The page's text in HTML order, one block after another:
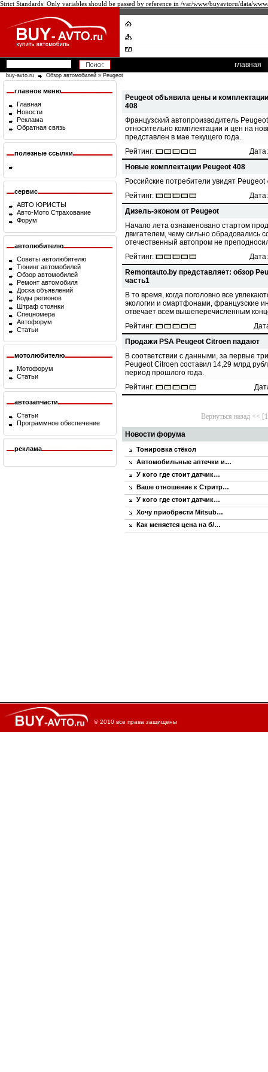
Strict Standards: Only variables should be passed by reference in /var/www/buyavtoru/data/
главная
buy-avto.ru Обзор автомобилей » Peugeot
главное меню
Главная
Новости
Реклама
Обратная связь
полезные ссылки
сервис
АВТО ЮРИСТЫ
Авто-Мото Страхование
Форум
автолюбителю
Советы автолюбителю
Тюнинг автомобилей
Обзор автомобилей
Ремонт автомобиля
Доска объявлений
Коды регионов
Штраф стоянки
Спецномера
Автофорум
Статьи
мотолюбителю
Мотофорум
Статьи
автозапчасти
Статьи
Программное обеспечение
реклама
Peugeot объявила цены и
408
Французский автопроизводитель
относительно комплектации и цен на
представлен в мае текущего года.
Рейтинг:
Новые комплектации Peugeot 408
Российские потребители увидят
Рейтинг:
Дизель-эконом от Peugeot
Начало лета ознаменовано стартом
двигателем, чему сильно обрадовались
отечественный автопром не
Рейтинг:
Remontauto.by представляет: обзор
часть1
В то время, когда поголовно все
экологии и смартфонами, французские
отвечает всем вышеперечисленным
Рейтинг:
Продажи PSA Peugeot Citroen падают
В соответствии с данными, за первые
Peugeot Citroen составил 14,29 млрд
период прошлого года.
Рейтинг:
Вернуться назад <<
Новости форума
Тонировка стёкол
Автомобильные аптечки и…
У кого где стоит датчик…
Ваше отношение к Стритр…
У кого где стоит датчик…
Хочу приобрести Mitsub…
Как меняется цена на б/…
© 2010 все права защищены